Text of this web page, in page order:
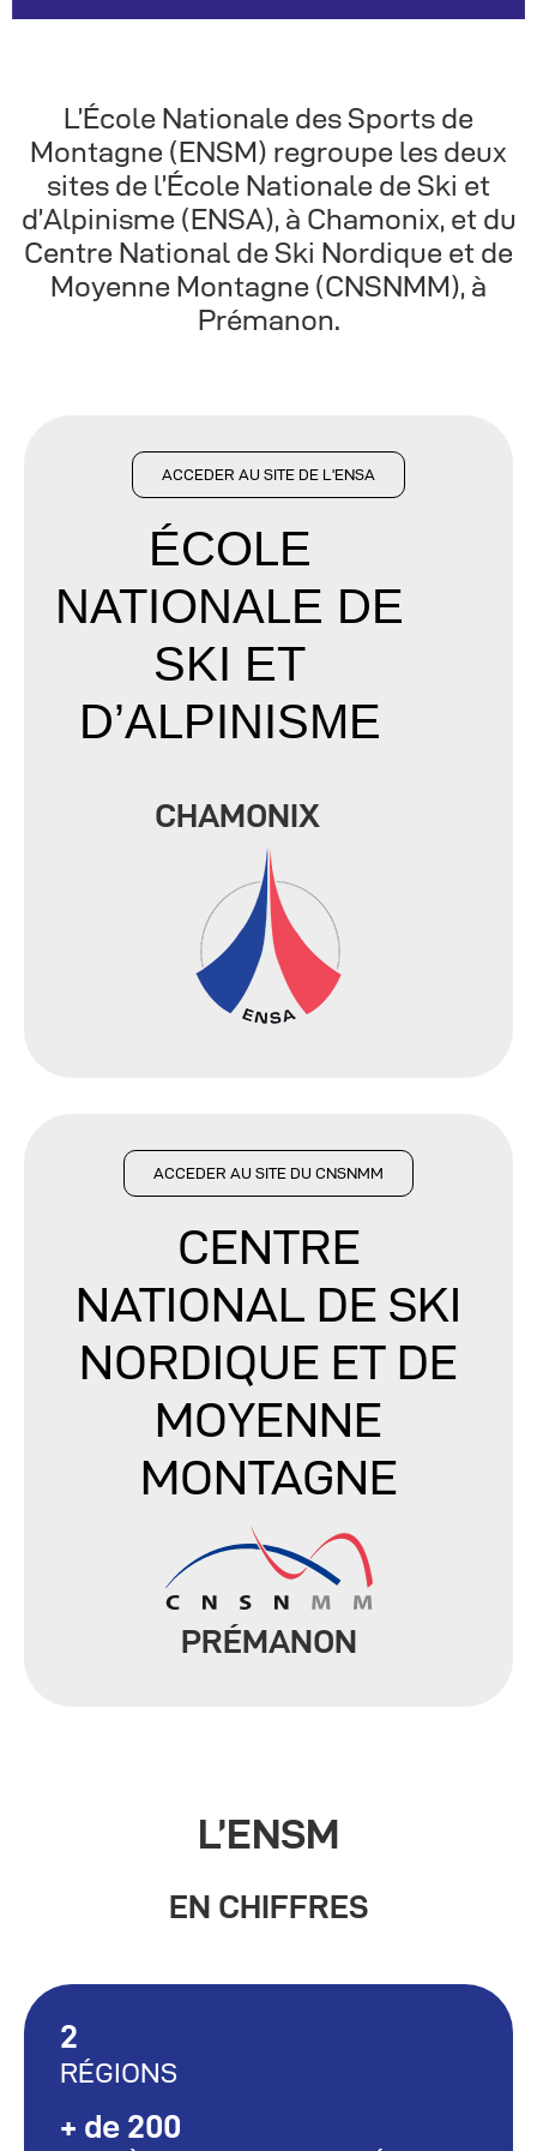
L’École Nationale des Sports de
Montagne (ENSM) regroupe les deux
sites de l’École Nationale de Ski et
d’Alpinisme (ENSA), à Chamonix, et du
Centre National de Ski Nordique et de
Moyenne Montagne (CNSNMM), à
Prémanon.
ACCEDER AU SITE DE L'ENSA
ÉCOLE
NATIONALE DE
SKI ET
D’ALPINISME
CHAMONIX
ACCEDER AU SITE DU CNSNMM
CENTRE
NATIONAL DE SKI
NORDIQUE ET DE
MOYENNE
MONTAGNE
PRÉMANON
L’ENSM
EN CHIFFRES
2
RÉGIONS
+ de 200